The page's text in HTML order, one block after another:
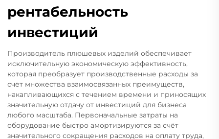
рентабельность
инвестиций
Производитель плюшевых изделий обеспечивает
исключительную экономическую эффективность,
которая преобразует производственные расходы за
счёт множества взаимосвязанных преимуществ,
накапливающихся с течением времени и приносящих
значительную отдачу от инвестиций для бизнеса
любого масштаба. Первоначальные затраты на
оборудование быстро амортизируются за счёт
значительного сокращения расходов на оплату труда,